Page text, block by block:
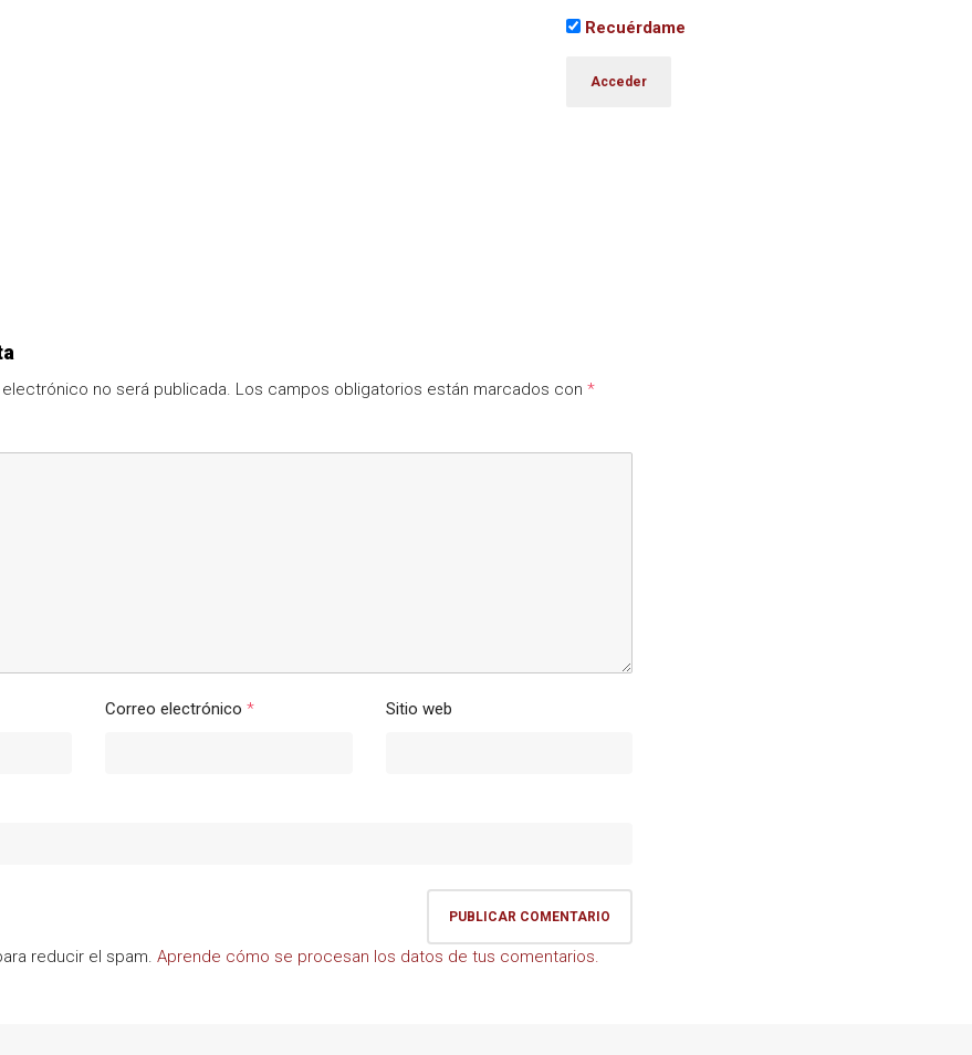
Recuérdame
no será publicada. Los campos obligatorios están marcados con *
Correo electrónico * Sitio web
reducir el spam. Aprende cómo se procesan los datos de tus comentarios.